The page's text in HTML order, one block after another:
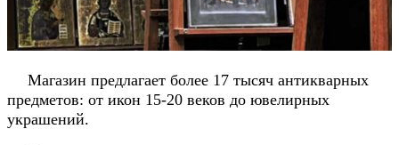
Магазин предлагает более 17 тысяч антикварных
предметов: от икон 15-20 веков до ювелирных
украшений.